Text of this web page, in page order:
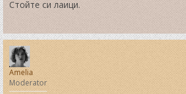
Стойте си лаици.
Amelia
Moderator